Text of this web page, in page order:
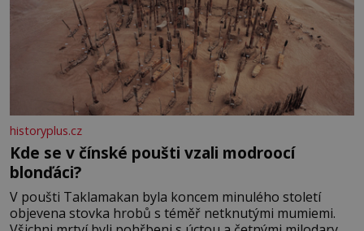
historyplus.cz
Kde se v čínské poušti vzali modroocí
blonďáci?
V poušti Taklamakan byla koncem minulého století
objevena stovka hrobů s téměř netknutými mumiemi.